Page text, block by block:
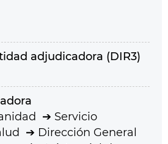
adjudicadora (DIR3)
Servicio
Dirección General